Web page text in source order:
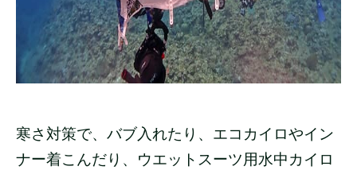
寒さ対策で、バブ入れたり、エコカイロやイン
ナー着こんだり、ウエットスーツ用水中カイロ